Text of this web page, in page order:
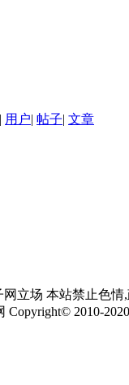
| 用户| 帖子| 文章
立场 本站禁止色
Copyright© 2010-